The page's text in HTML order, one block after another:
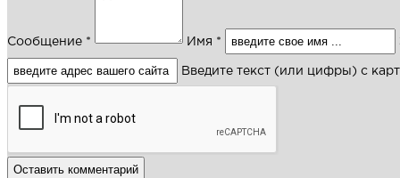
Сообщение * Имя *
Введите текст (или цифры) с